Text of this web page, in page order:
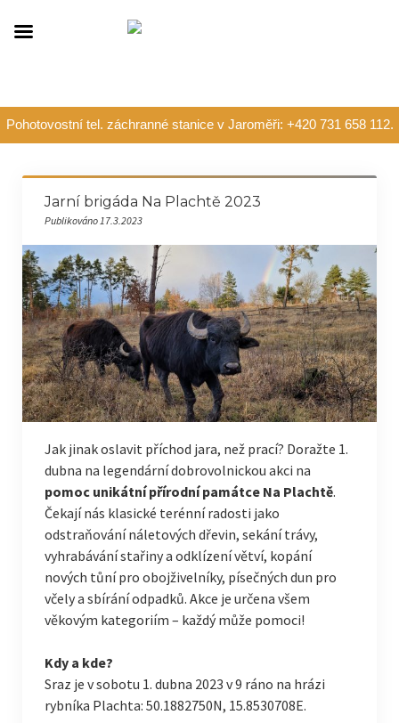
Pohotovostní tel. záchranné stanice v Jaroměři: +420 731 658 112.
Jarní brigáda Na Plachtě 2023
Publikováno 17.3.2023
Jak jinak oslavit příchod jara, než prací? Doražte 1.
dubna na legendární dobrovolnickou akci na
pomoc unikátní přírodní památce Na Plachtě.
Čekají nás klasické terénní radosti jako
odstraňování náletových dřevin, sekání trávy,
vyhrabávání stařiny a odklízení větví, kopání
nových tůní pro obojživelníky, písečných dun pro
včely a sbírání odpadků. Akce je určena všem
věkovým kategoriím – každý může pomoci!
Kdy a kde?
Sraz je v sobotu 1. dubna 2023 v 9 ráno na hrázi
rybníka Plachta: 50.1882750N, 15.8530708E.